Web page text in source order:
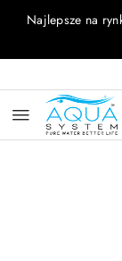
Przejdź do
Przejdź do
Przejdź do
Przejdź do
Przejdź do
Przejdź do
Najlepsze na